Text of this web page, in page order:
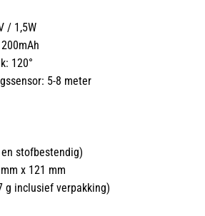
/ 1,5W
120°
5-8 meter
stofbestendig)
x 121 mm
g inclusief verpakking)